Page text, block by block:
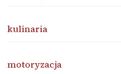
kulinaria
motoryzacja